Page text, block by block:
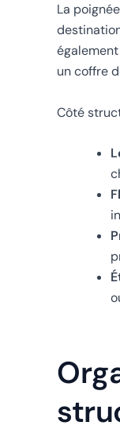
La
un coffre
Côté